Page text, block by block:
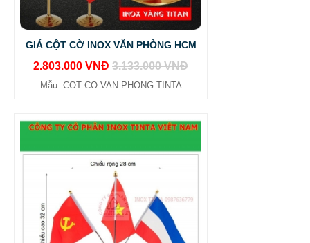
GIÁ CỘT CỜ INOX VĂN PHÒNG HCM
2.803.000 VNĐ 3.133.000 VNĐ
Mẫu: COT CO VAN PHONG TINTA